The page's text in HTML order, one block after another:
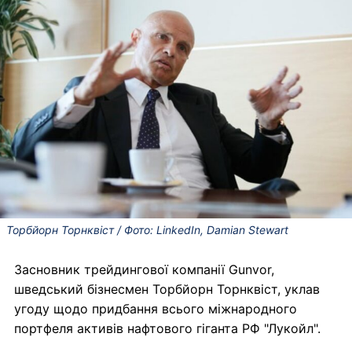
Торбйорн Торнквіст / Фото: LinkedIn, Damian Stewart
Засновник трейдингової компанії Gunvor,
шведський бізнесмен Торбйорн Торнквіст, уклав
угоду щодо придбання всього міжнародного
портфеля активів нафтового гіганта РФ "Лукойл".